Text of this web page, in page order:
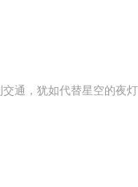
通，犹如代替星空的夜灯